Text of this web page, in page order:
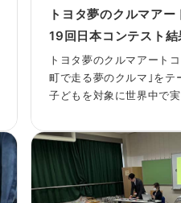
トヨタ夢のクルマア
19回日本コンテスト結
トヨタ夢のクルマアート
町で走る夢のクルマ｣をテ
子どもを対象に世界中で
SDGsの取り組みの一つと
取り組み続けています。
域から約1,000万点数の作
た。